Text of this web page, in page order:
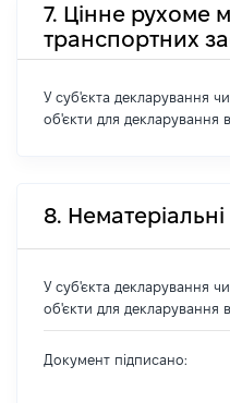
7. Цінне рухоме
транспортних
У суб'єкта декларування чи
об'єкти для декларування
8.
У суб'єкта декларування чи
об'єкти для декларування
Документ підписано: